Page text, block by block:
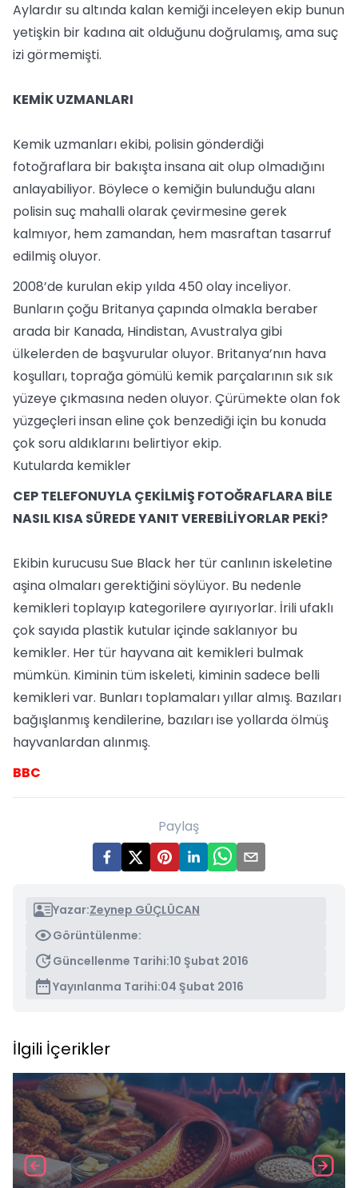
Aylardır su altında kalan kemiği inceleyen ekip bunun
yetişkin bir kadına ait olduğunu doğrulamış, ama suç
izi görmemişti.
KEMİK UZMANLARI
Kemik uzmanları ekibi, polisin gönderdiği
fotoğraflara bir bakışta insana ait olup olmadığını
anlayabiliyor. Böylece o kemiğin bulunduğu alanı
polisin suç mahalli olarak çevirmesine gerek
kalmıyor, hem zamandan, hem masraftan tasarruf
edilmiş oluyor.
2008’de kurulan ekip yılda 450 olay inceliyor.
Bunların çoğu Britanya çapında olmakla beraber
arada bir Kanada, Hindistan, Avustralya gibi
ülkelerden de başvurular oluyor. Britanya’nın hava
koşulları, toprağa gömülü kemik parçalarının sık sık
yüzeye çıkmasına neden oluyor. Çürümekte olan fok
yüzgeçleri insan eline çok benzediği için bu konuda
çok soru aldıklarını belirtiyor ekip.
Kutularda kemikler
CEP TELEFONUYLA ÇEKİLMİŞ FOTOĞRAFLARA BİLE
NASIL KISA SÜREDE YANIT VEREBİLİYORLAR PEKİ?
Ekibin kurucusu Sue Black her tür canlının iskeletine
aşina olmaları gerektiğini söylüyor. Bu nedenle
kemikleri toplayıp kategorilere ayırıyorlar. İrili ufaklı
çok sayıda plastik kutular içinde saklanıyor bu
kemikler. Her tür hayvana ait kemikleri bulmak
mümkün. Kiminin tüm iskeleti, kiminin sadece belli
kemikleri var. Bunları toplamaları yıllar almış. Bazıları
bağışlanmış kendilerine, bazıları ise yollarda ölmüş
hayvanlardan alınmış.
BBC
Paylaş
Yazar:Zeynep GÜÇLÜCAN
Görüntülenme:
Güncellenme Tarihi:10 Şubat 2016
Yayınlanma Tarihi:04 Şubat 2016
İlgili İçerikler